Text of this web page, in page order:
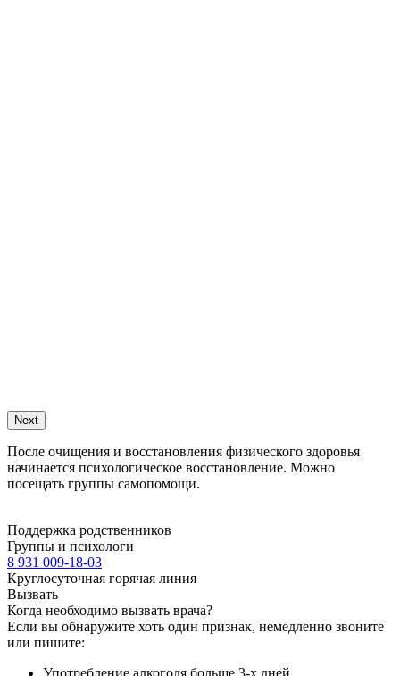
Next
После очищения и восстановления физического здоровья
начинается психологическое восстановление. Можно
посещать группы самопомощи.
Поддержка родственников
Группы и психологи
8 931 009-18-03
Круглосуточная горячая линия
Вызвать
Когда необходимо вызвать врача?
Если вы обнаружите хоть один признак, немедленно звоните
или пишите: